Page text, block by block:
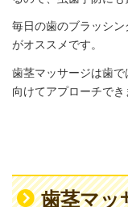
毎日の歯のブラッシ
がオススメです。
歯茎マッサージは歯
向けてアプローチでき
歯茎マッ